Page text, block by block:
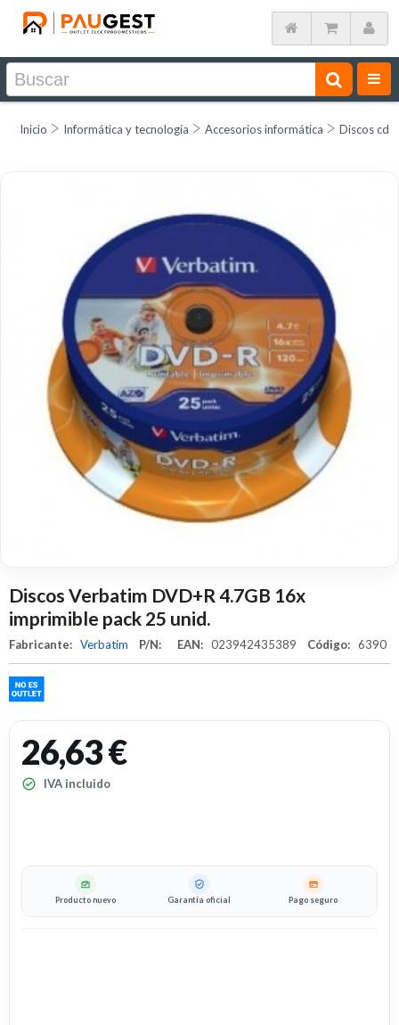
Inicio Informática y tecnología Accesorios informática Discos cds
Discos Verbatim DVD+R 4.7GB 16x
imprimible pack 25 unid.
Fabricante: Verbatim P/N: EAN: 023942435389 Código: 6390
26,63 €
IVA incluido
Producto nuevo Garantía oficial Pago seguro